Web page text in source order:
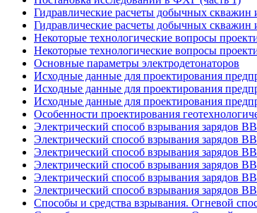
Гидравлические расчеты добычных скважин
Гидравлические расчеты добычных скважин
Некоторые технологические вопросы
Некоторые технологические вопросы
Основные параметры электродетонаторов
Исходные данные для проектирования
Исходные данные для проектирования
Исходные данные для проектирования
Особенности проектирования
Электрический способ взрывания зарядов
Электрический способ взрывания зарядов
Электрический способ взрывания зарядов
Электрический способ взрывания зарядов
Электрический способ взрывания зарядов
Электрический способ взрывания зарядов
Способы и средства взрывания. Огневой